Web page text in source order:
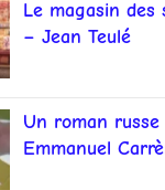
Le magasin des
– Jean Teulé
Un roman russe
Emmanuel